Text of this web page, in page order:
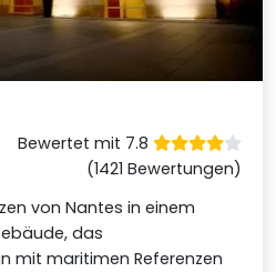
Bewertet mit 7.8
(1421 Bewertungen)
von Nantes in einem
das
mit maritimen Referenzen